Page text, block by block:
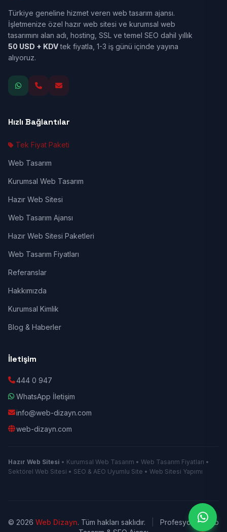
Türkiye geneline hizmet veren web tasarım ajansı.
İşletmenize özel hazır web sitesi ve kurumsal web
tasarımını alan adı, hosting, SSL ve temel SEO dahil yıllık
50 USD + KDVtek fiyatla, 1-3 iş günü içinde yayına
alıyoruz.
Hızlı Bağlantılar
Tek Fiyat Paketi
Web Tasarım
Kurumsal Web Tasarım
Hazır Web Sitesi
Web Tasarım Ajansı
Hazır Web Sitesi Paketleri
Web Tasarım Fiyatları
Referanslar
Hakkımızda
Kurumsal Kimlik
Blog & Haberler
İletişim
444 0 947
WhatsApp İletişim
info@web-dizayn.com
web-dizayn.com
Hazır Web Sitesi • Kurumsal Web Tasarım • Web Tasarım Fiyatları •
Sektörel Web Sitesi • SEO & AEO Uyumlu Site • Web Sitesi Yapımı
© 2026 Web Dizayn. Tüm hakları saklıdır.
Profesyonel Web